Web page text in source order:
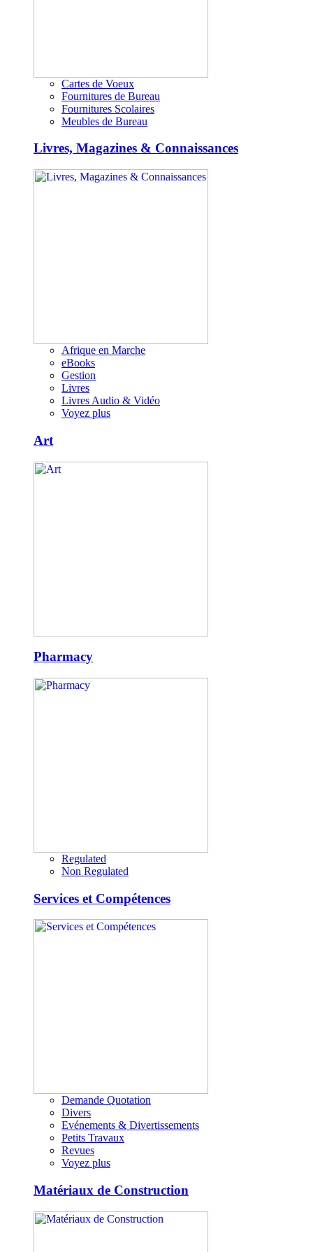
Cartes de Voeux
Fournitures de Bureau
Fournitures Scolaires
Meubles de Bureau
Livres, Magazines & Connaissances
Afrique en Marche
eBooks
Gestion
Livres
Livres Audio & Vidéo
Voyez plus
Art
Pharmacy
Regulated
Non Regulated
Services et Compétences
Demande Quotation
Divers
Evénements & Divertissements
Petits Travaux
Revues
Voyez plus
Matériaux de Construction